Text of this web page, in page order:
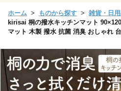
ホーム ものから探す 雑貨・日
kirisai 桐の撥水キッチンマット
マット 木製 撥水 抗菌 消臭 おしゃれ